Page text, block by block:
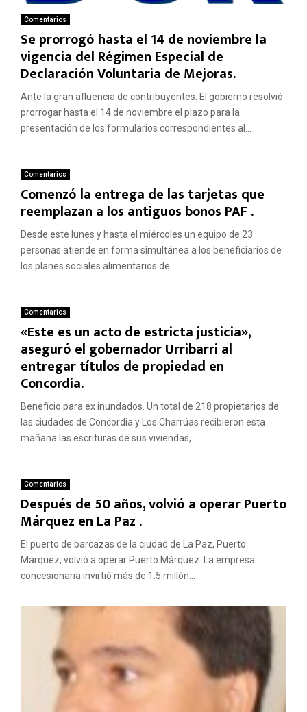
Comentarios
Se prorrogó hasta el 14 de noviembre la
vigencia del Régimen Especial de
Declaración Voluntaria de Mejoras.
Ante la gran afluencia de contribuyentes. El gobierno resolvió
prorrogar hasta el 14 de noviembre el plazo para la
presentación de los formularios correspondientes al...
Comentarios
Comenzó la entrega de las tarjetas que
reemplazan a los antiguos bonos PAF .
Desde este lunes y hasta el miércoles un equipo de 23
personas atiende en forma simultánea a los beneficiarios de
los planes sociales alimentarios de...
Comentarios
«Este es un acto de estricta justicia»,
aseguró el gobernador Urribarri al
entregar títulos de propiedad en
Concordia.
Beneficio para ex inundados. Un total de 218 propietarios de
las ciudades de Concordia y Los Charrúas recibieron esta
mañana las escrituras de sus viviendas,...
Comentarios
Después de 50 años, volvió a operar Puerto
Márquez en La Paz .
El puerto de barcazas de la ciudad de La Paz, Puerto
Márquez, volvió a operar Puerto Márquez. La empresa
concesionaria invirtió más de 1.5 millón...